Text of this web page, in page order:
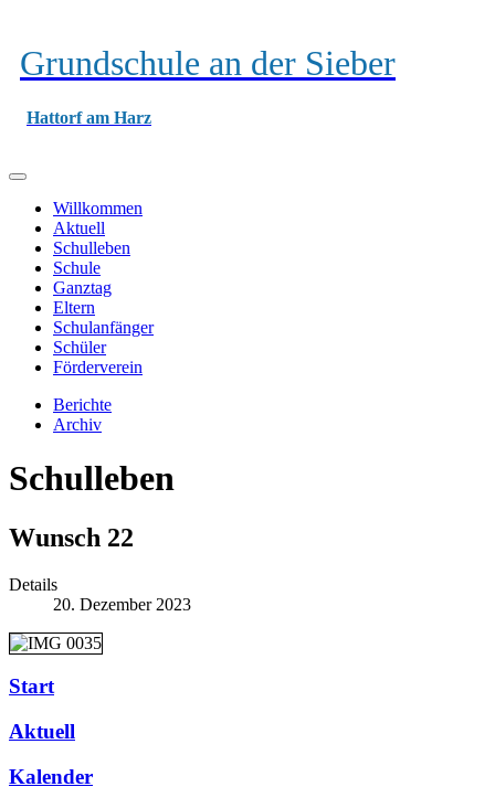
Grundschule an der Sieber
Hattorf am Harz
Willkommen
Aktuell
Schulleben
Schule
Ganztag
Eltern
Schulanfänger
Schüler
Förderverein
Berichte
Archiv
Schulleben
Wunsch 22
Details
20. Dezember 2023
Start
Aktuell
Kalender